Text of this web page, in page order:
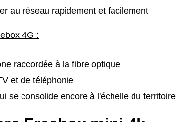
au réseau rapidement et facilement
4G :
raccordée à la fibre optique
et de téléphonie
se consolide encore à l'échelle du territoire